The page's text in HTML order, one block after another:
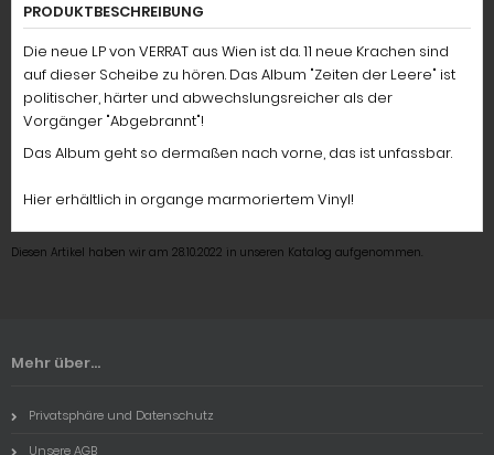
PRODUKTBESCHREIBUNG
Die neue LP von VERRAT aus Wien ist da. 11 neue Krachen sind
auf dieser Scheibe zu hören. Das Album "Zeiten der Leere" ist
politischer, härter und abwechslungsreicher als der
Vorgänger "Abgebrannt"!
Das Album geht so dermaßen nach vorne, das ist unfassbar.
Hier erhältlich in organge marmoriertem Vinyl!
Diesen Artikel haben wir am 28.10.2022 in unseren Katalog aufgenommen.
Mehr über...
Privatsphäre und Datenschutz
Unsere AGB